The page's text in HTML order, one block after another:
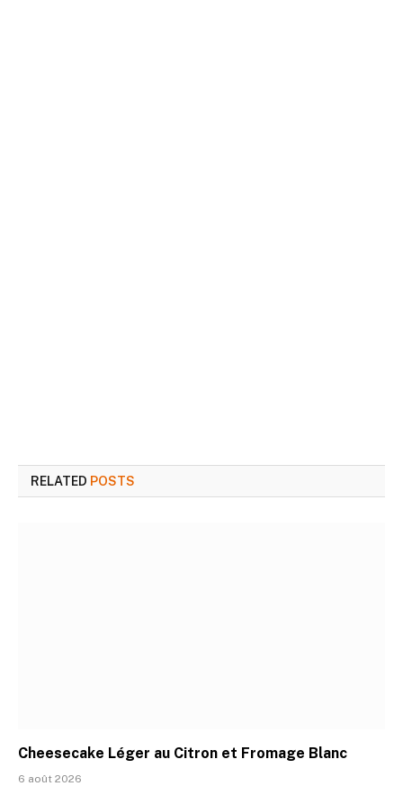
RELATED POSTS
Cheesecake Léger au Citron et Fromage Blanc
6 août 2026